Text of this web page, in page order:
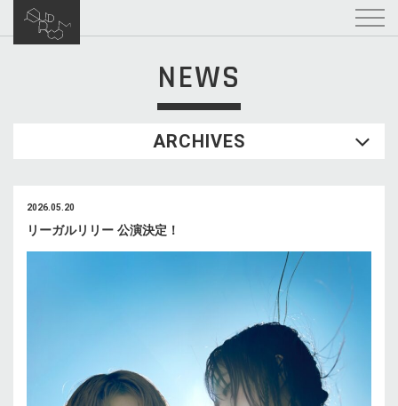
NEWS
ARCHIVES
2026.05.20
リーガルリリー 公演決定！